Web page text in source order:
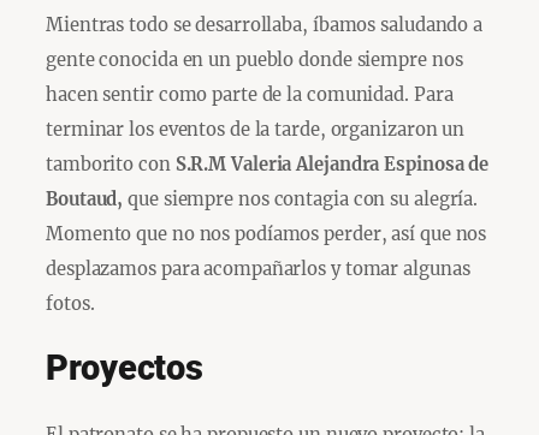
Mientras todo se desarrollaba, íbamos saludando a
gente conocida en un pueblo donde siempre nos
hacen sentir como parte de la comunidad. Para
terminar los eventos de la tarde, organizaron un
tamborito con S.R.M Valeria Alejandra Espinosa de
Boutaud, que siempre nos contagia con su alegría.
Momento que no nos podíamos perder, así que nos
desplazamos para acompañarlos y tomar algunas
fotos.
Proyectos